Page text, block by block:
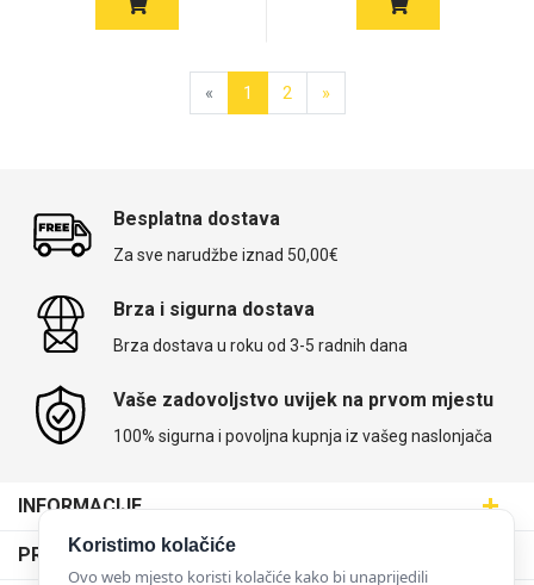
« 1 2 »
Besplatna dostava
Za sve narudžbe iznad 50,00€
Brza i sigurna dostava
Brza dostava u roku od 3-5 radnih dana
Vaše zadovoljstvo uvijek na prvom mjestu
100% sigurna i povoljna kupnja iz vašeg naslonjača
INFORMACIJE
Maskice.hr - Web trgovina
SVIJET MASKICA d.o.o.
PRODAJNA MJESTA
Koristimo kolačiće
Ovo web mjesto koristi kolačiće kako bi unaprijedili